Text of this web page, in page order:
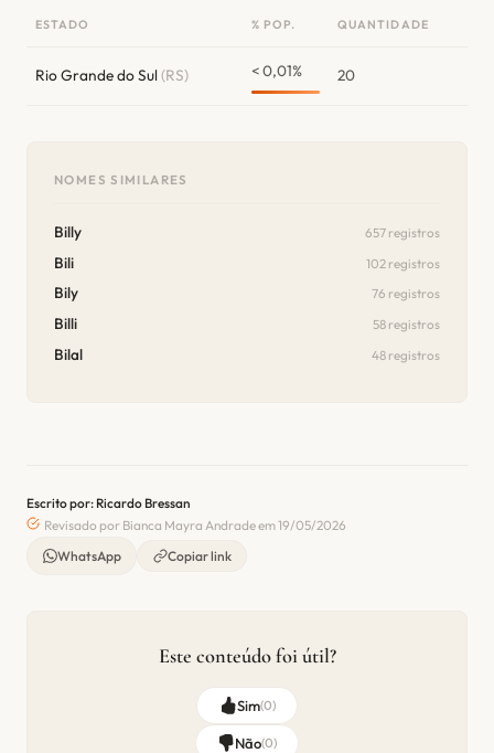
ESTADO % POP. QUANTIDADE
Rio Grande do Sul(RS) < 0,01% 20
NOMES SIMILARES
Billy 657 registros
Bili 102 registros
Bily 76 registros
Billi 58 registros
Bilal 48 registros
Escrito por: Ricardo Bressan
Revisado por Bianca Mayra Andrade em 19/05/2026
WhatsApp
Copiar link
Este conteúdo foi útil?
Sim(0)
Não(0)